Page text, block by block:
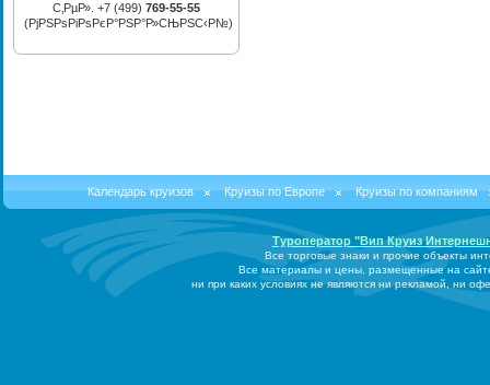
С‚РµР». +7 (499) 769-55-55
(РјРЅРѕРіРѕРєР°РЅР°Р»СЊРЅС‹Р№)
Календарь круизов Круизы по Европе Круизы по компаниям
Туроператор "Вип Круиз
Все торговые знаки и прочие объекты
Все материалы и цены, размещенные на
ни при каких условиях не являются ни рекламой, ни